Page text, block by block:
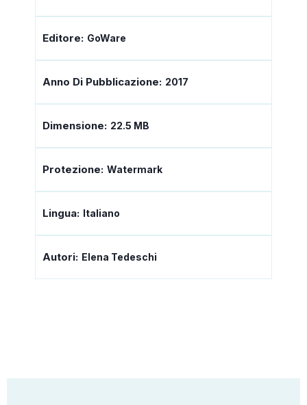
Editore: GoWare
Anno Di Pubblicazione: 2017
Dimensione: 22.5 MB
Protezione: Watermark
Lingua: Italiano
Autori: Elena Tedeschi